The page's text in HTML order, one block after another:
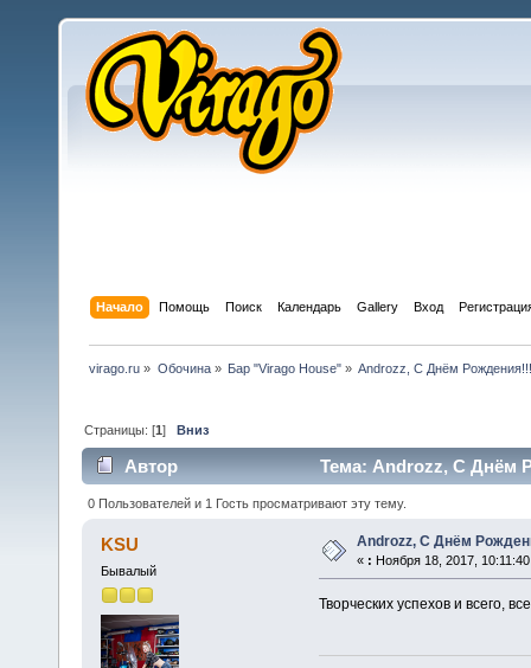
Начало Помощь Поиск Календарь Gallery Вход
virago.ru » Обочина» Бар "Virago House"» Androzz, С Днём
Страницы: [1]Вниз
Автор Тема: Androzz, С Днём
0 Пользователей и 1 Гость просматривают эту тему.
KSU
Бывалый
Androzz, С Днём
« : Ноября 18, 2017,
Творческих успехов и всего,